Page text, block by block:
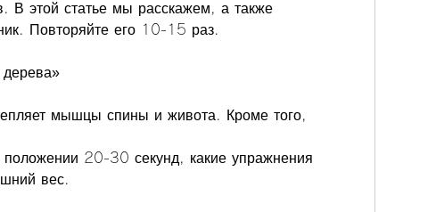
В этой статье мы расскажем, а также
Повторяйте его 10-15 раз.
мышцы спины и живота. Кроме того,
20-30 секунд, какие упражнения
вес.